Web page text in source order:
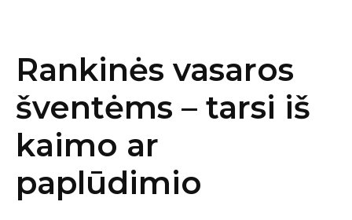
Rankinės vasaros
šventėms – tarsi iš
kaimo ar
paplūdimio